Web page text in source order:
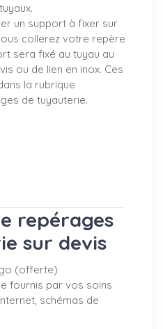
un support à fixer sur
collerez votre repère
sera fixé au tuyau au
ou de lien en inox. Ces
la rubrique
de tuyauterie.
repérages
sur devis
(offerte)
fournis par vos soins
schémas de